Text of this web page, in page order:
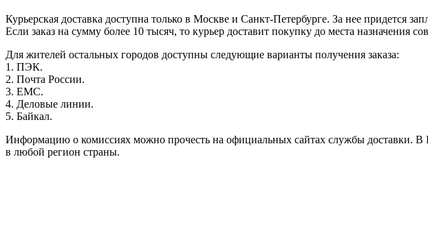
Курьерская доставка доступна только в Москве и Санкт-Петербурге. За нее придется
Если заказ на сумму более 10 тысяч, то курьер доставит покупку до места назначения
Для жителей остальных городов доступны следующие варианты получения заказа:
1. ПЭК.
2. Почта России.
3. EMC.
4. Деловые линии.
5. Байкал.
Информацию о комиссиях можно прочесть на официальных сайтах службы доставки. В
в любой регион страны.